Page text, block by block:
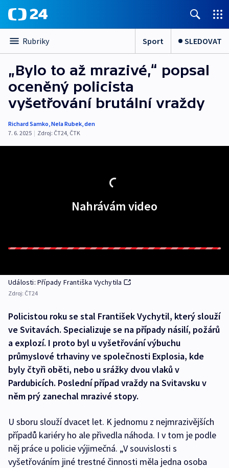
Rubriky Sport SLEDOVAT
„Bylo to až mrazivé,“ popsal
oceněný policista
vyšetřování brutální vraždy
Richard Samko,Nela Rubek,den
7. 6. 2025 | Zdroj: ČT24, ČTK
Nahrávám video
Události: Případy Františka Vychytila
Zdroj: ČT24
Policistou roku se stal František Vychytil, který slouží
ve Svitavách. Specializuje se na případy násilí, požárů
a explozí. I proto byl u vyšetřování výbuchu
průmyslové trhaviny ve společnosti Explosia, kde
byly čtyři oběti, nebo u srážky dvou vlaků v
Pardubicích. Poslední případ vraždy na Svitavsku v
něm prý zanechal mrazivé stopy.
U sboru slouží dvacet let. K jednomu z nejmrazivějších
případů kariéry ho ale přivedla náhoda. I v tom je podle
něj práce u policie výjimečná. „V souvislosti s
vyšetřováním jiné trestné činnosti měla jedna osoba